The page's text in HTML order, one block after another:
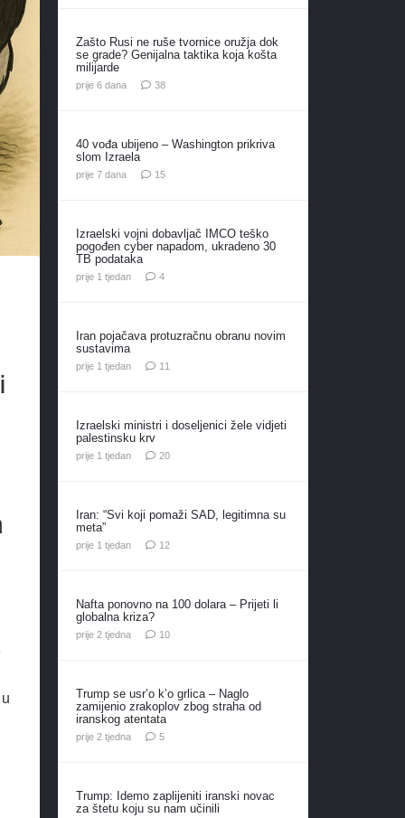
Zašto Rusi ne ruše tvornice oružja dok
se grade? Genijalna taktika koja košta
milijarde
prije 6 dana 38komentara
40 vođa ubijeno – Washington prikriva
slom Izraela
prije 7 dana 15komentara
Izraelski vojni dobavljač IMCO teško
pogođen cyber napadom, ukradeno 30
TB podataka
prije 1 tjedan 4komentara
Iran pojačava protuzračnu obranu novim
sustavima
prije 1 tjedan 11
Izraelski ministri i doseljenici žele vidjeti
palestinsku krv
prije 1 tjedan 20komentara
Iran: “Svi koji pomaži SAD, legitimna su
meta”
prije 1 tjedan 12komentara
Nafta ponovno na 100 dolara – Prijeti li
globalna kriza?
prije 2 tjedna 10komentara
Trump se usr’o k’o grlica – Naglo
zamijenio zrakoplov zbog straha od
iranskog atentata
prije 2 tjedna 5komentara
Trump: Idemo zaplijeniti iranski novac
za štetu koju su nam učinili